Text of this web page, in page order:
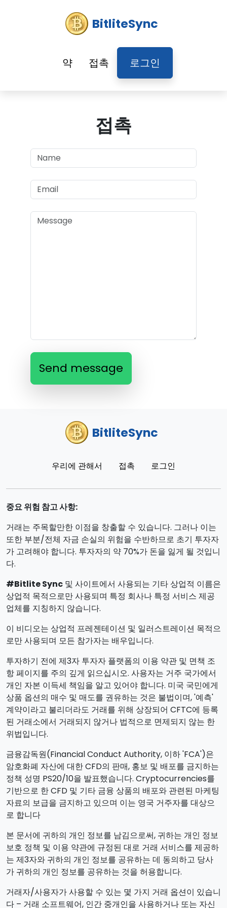
BitliteSync
약 접촉 로그인
접촉
Send message
BitliteSync
우리에 관해서 접촉 로그인
중요 위험 참고 사항:
거래는 주목할만한 이점을 창출할 수 있습니다. 그러나 이는
또한 부분/전체 자금 손실의 위험을 수반하므로 초기 투자자
가 고려해야 합니다. 투자자의 약 70%가 돈을 잃게 될 것입니
다.
#Bitlite Sync 및 사이트에서 사용되는 기타 상업적 이름은
상업적 목적으로만 사용되며 특정 회사나 특정 서비스 제공
업체를 지칭하지 않습니다.
이 비디오는 상업적 프레젠테이션 및 일러스트레이션 목적으
로만 사용되며 모든 참가자는 배우입니다.
투자하기 전에 제3자 투자자 플랫폼의 이용 약관 및 면책 조
항 페이지를 주의 깊게 읽으십시오. 사용자는 거주 국가에서
개인 자본 이득세 책임을 알고 있어야 합니다. 미국 국민에게
상품 옵션의 매수 및 매도를 권유하는 것은 불법이며, '예측'
계약이라고 불리더라도 거래를 위해 상장되어 CFTC에 등록
된 거래소에서 거래되지 않거나 법적으로 면제되지 않는 한
위법입니다.
금융감독원(Financial Conduct Authority, 이하 'FCA')은
암호화폐 자산에 대한 CFD의 판매, 홍보 및 배포를 금지하는
정책 성명 PS20/10을 발표했습니다. Cryptocurrencies를
기반으로 한 CFD 및 기타 금융 상품의 배포와 관련된 마케팅
자료의 보급을 금지하고 있으며 이는 영국 거주자를 대상으
로 합니다
본 문서에 귀하의 개인 정보를 남김으로써, 귀하는 개인 정보
보호 정책 및 이용 약관에 규정된 대로 거래 서비스를 제공하
는 제3자와 귀하의 개인 정보를 공유하는 데 동의하고 당사
가 귀하의 개인 정보를 공유하는 것을 허용합니다.
거래자/사용자가 사용할 수 있는 몇 가지 거래 옵션이 있습니
다 – 거래 소프트웨어, 인간 중개인을 사용하거나 또는 자신